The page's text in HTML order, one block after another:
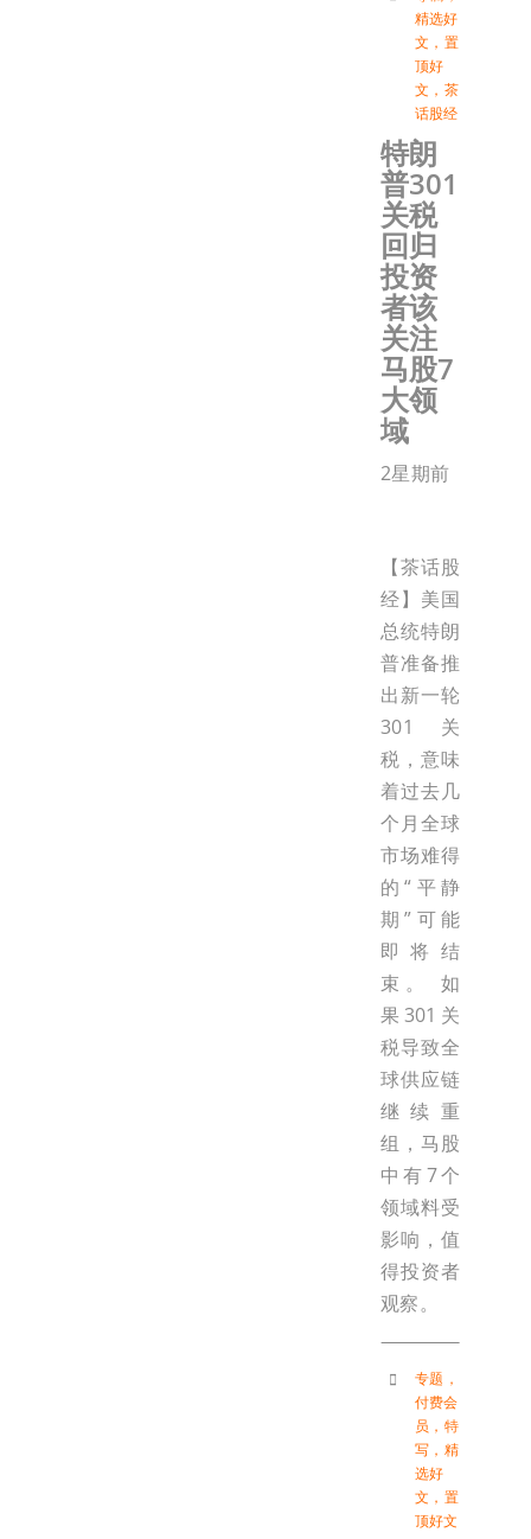
精选好
文 ， 置
顶好
文 ， 茶
话股经
特朗
普301
关税
回归
投资
者该
关注
马股7
大领
域
2星期前
【茶话股
经】美国
总统特朗
普准备推
出新一轮
301关
税，意味
着过去几
个月全球
市场难得
的“平静
期”可能
即将结
束。 如
果301关
税导致全
球供应链
继续重
组，马股
中有7个
领域料受
影响，值
得投资者
观察。
专题 ，
付费会
员 ， 特
写 ， 精
选好
文 ， 置
顶好文